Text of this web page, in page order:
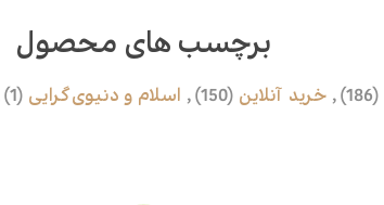
برچسب های محصول
(186)
, خرید‌ آنلاین (150)
, اسلام و دنیوی‌گرایی (1)